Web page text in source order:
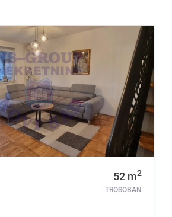
52 m2
TROSOBAN